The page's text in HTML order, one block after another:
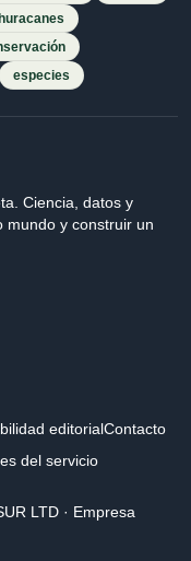
huracanes
especies
Ciencia, datos y
mundo y construir un
editorialContacto
del servicio
LTD · Empresa